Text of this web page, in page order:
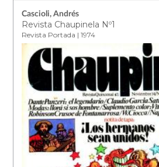
Cascioli, Andrés
Revista Chaupinela Nº1
Revista Portada | 1974